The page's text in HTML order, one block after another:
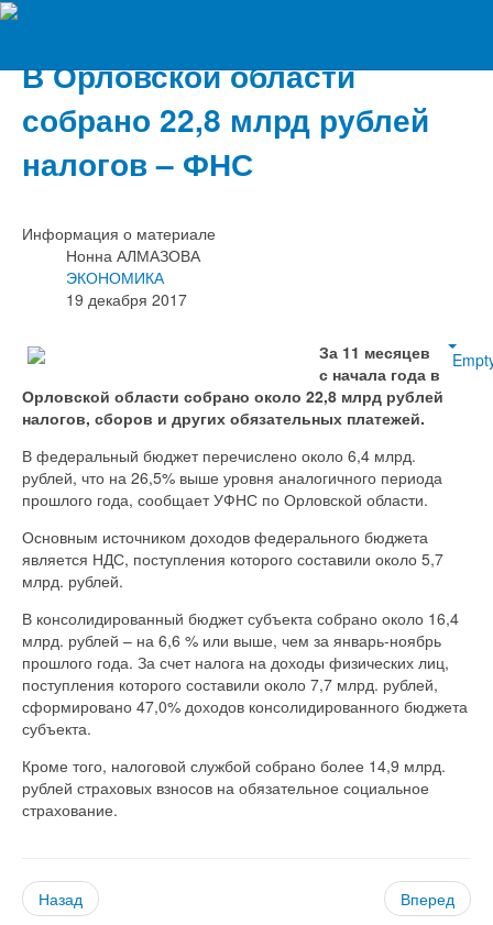
В Орловской области
собрано 22,8 млрд рублей
налогов – ФНС
Информация о материале
Нонна АЛМАЗОВА
ЭКОНОМИКА
19 декабря 2017
За 11 месяцев
с начала года в
Орловской области собрано около 22,8 млрд рублей
налогов, сборов и других обязательных платежей.
В федеральный бюджет перечислено около 6,4 млрд.
рублей, что на 26,5% выше уровня аналогичного периода
прошлого года, сообщает УФНС по Орловской области.
Основным источником доходов федерального бюджета
является НДС, поступления которого составили около 5,7
млрд. рублей.
В консолидированный бюджет субъекта собрано около 16,4
млрд. рублей – на 6,6 % или выше, чем за январь-ноябрь
прошлого года. За счет налога на доходы физических лиц,
поступления которого составили около 7,7 млрд. рублей,
сформировано 47,0% доходов консолидированного бюджета
субъекта.
Кроме того, налоговой службой собрано более 14,9 млрд.
рублей страховых взносов на обязательное социальное
страхование.
Назад Вперед